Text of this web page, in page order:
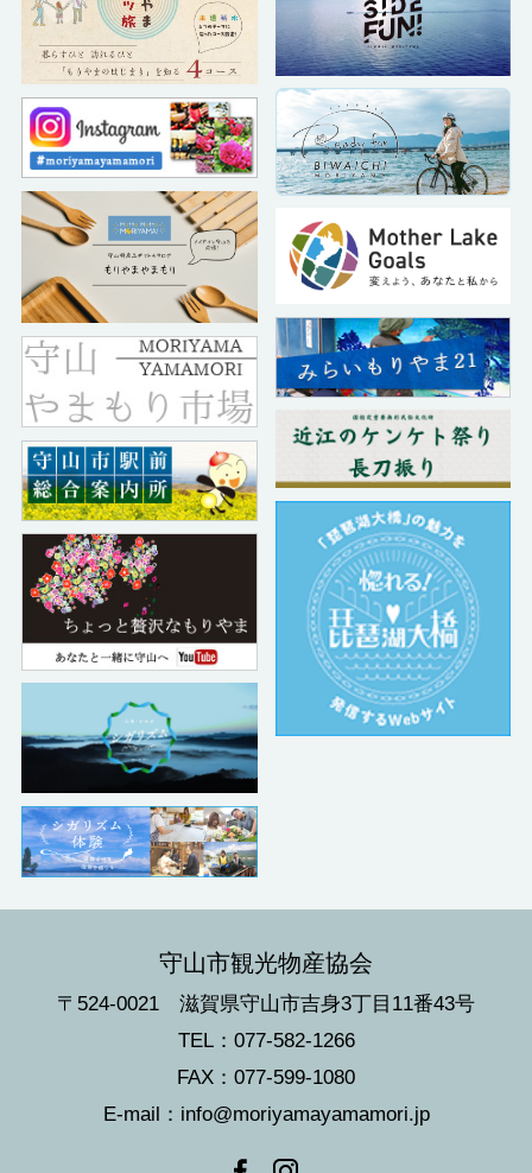
守山市観光物産協会
〒524-0021 滋賀県守山市吉身3丁目11番43号
TEL：077-582-1266
FAX：077-599-1080
E-mail：info@moriyamayamamori.jp